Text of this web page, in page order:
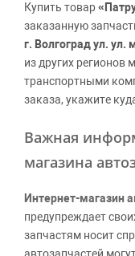
Купить товар
заказанную
г. Волгоград ул.
из других регионов
транспортными
заказа, укажите
Важная
магазина
Интернет-магазин
предупреждает
запчастям носит